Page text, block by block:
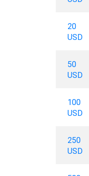
20
USD
50
USD
100
USD
250
USD